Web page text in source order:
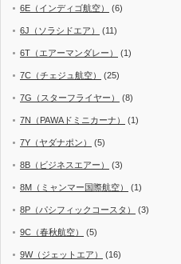
6E（インディゴ航空） (6)
6J（ソラシドエア） (11)
6T（エアーマンダレー） (1)
7C（チェジュ航空） (25)
7G（スターフライヤー） (8)
7N（PAWAドミニカーナ） (1)
7Y（ヤダナポン） (5)
8B（ビジネスエアー） (3)
8M（ミャンマー国際航空） (1)
8P（パシフィックコースタ） (3)
9C（春秋航空） (5)
9W（ジェットエア） (16)